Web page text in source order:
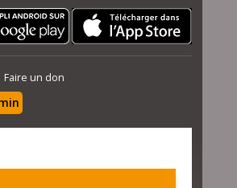
Faire un don